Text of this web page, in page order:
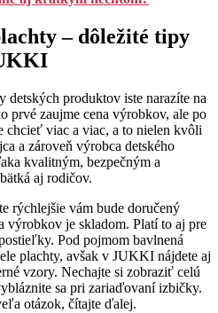
– dôležité tipy
produktov iste narazíte na
prvé zaujme cena výrobkov, ale po
chcieť viac a viac, a to nielen kvôli
a zároveň výrobca detského
kvalitným, bezpečným a
aj rodičov.
rýchlejšie vám bude doručený
výrobkov je skladom. Platí to aj pre
Pod pojmom bavlnená
plachty, avšak v JUKKI nájdete aj
vzory. Nechajte si zobraziť celú
sa pri zariaďovaní izbičky.
otázok, čítajte ďalej.